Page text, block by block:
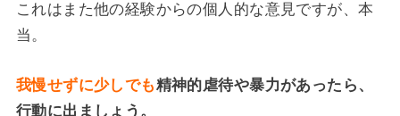
これはまた他の経験からの個人的な意見ですが、本
当。
我慢せずに少しでも精神的虐待や暴力があったら、
行動に出ましょう。